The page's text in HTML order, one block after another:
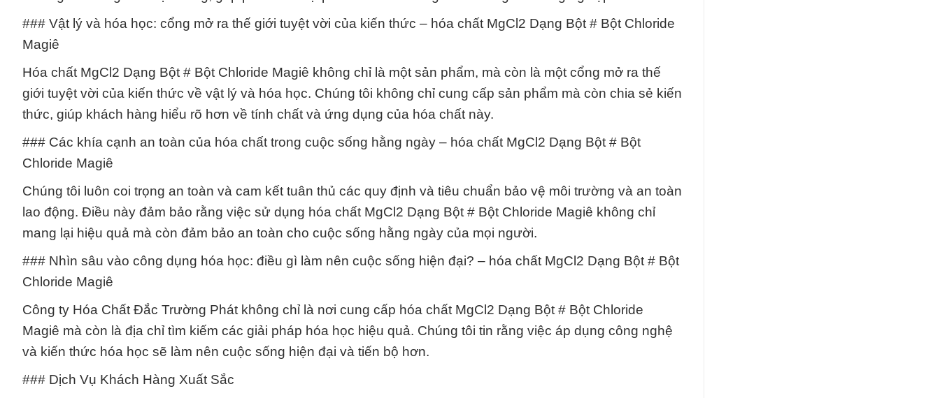
### Vật lý và hóa học: cổng mở ra thế giới tuyệt vời của kiến thức – hóa chất MgCl2 Dạng Bột # Bột Chloride
Magiê
Hóa chất MgCl2 Dạng Bột # Bột Chloride Magiê không chỉ là một sản phẩm, mà còn là một cổng mở ra thế
giới tuyệt vời của kiến thức về vật lý và hóa học. Chúng tôi không chỉ cung cấp sản phẩm mà còn chia sẻ kiến
thức, giúp khách hàng hiểu rõ hơn về tính chất và ứng dụng của hóa chất này.
### Các khía cạnh an toàn của hóa chất trong cuộc sống hằng ngày – hóa chất MgCl2 Dạng Bột # Bột
Chloride Magiê
Chúng tôi luôn coi trọng an toàn và cam kết tuân thủ các quy định và tiêu chuẩn bảo vệ môi trường và an toàn
lao động. Điều này đảm bảo rằng việc sử dụng hóa chất MgCl2 Dạng Bột # Bột Chloride Magiê không chỉ
mang lại hiệu quả mà còn đảm bảo an toàn cho cuộc sống hằng ngày của mọi người.
### Nhìn sâu vào công dụng hóa học: điều gì làm nên cuộc sống hiện đại? – hóa chất MgCl2 Dạng Bột # Bột
Chloride Magiê
Công ty Hóa Chất Đắc Trường Phát không chỉ là nơi cung cấp hóa chất MgCl2 Dạng Bột # Bột Chloride
Magiê mà còn là địa chỉ tìm kiếm các giải pháp hóa học hiệu quả. Chúng tôi tin rằng việc áp dụng công nghệ
và kiến thức hóa học sẽ làm nên cuộc sống hiện đại và tiến bộ hơn.
### Dịch Vụ Khách Hàng Xuất Sắc